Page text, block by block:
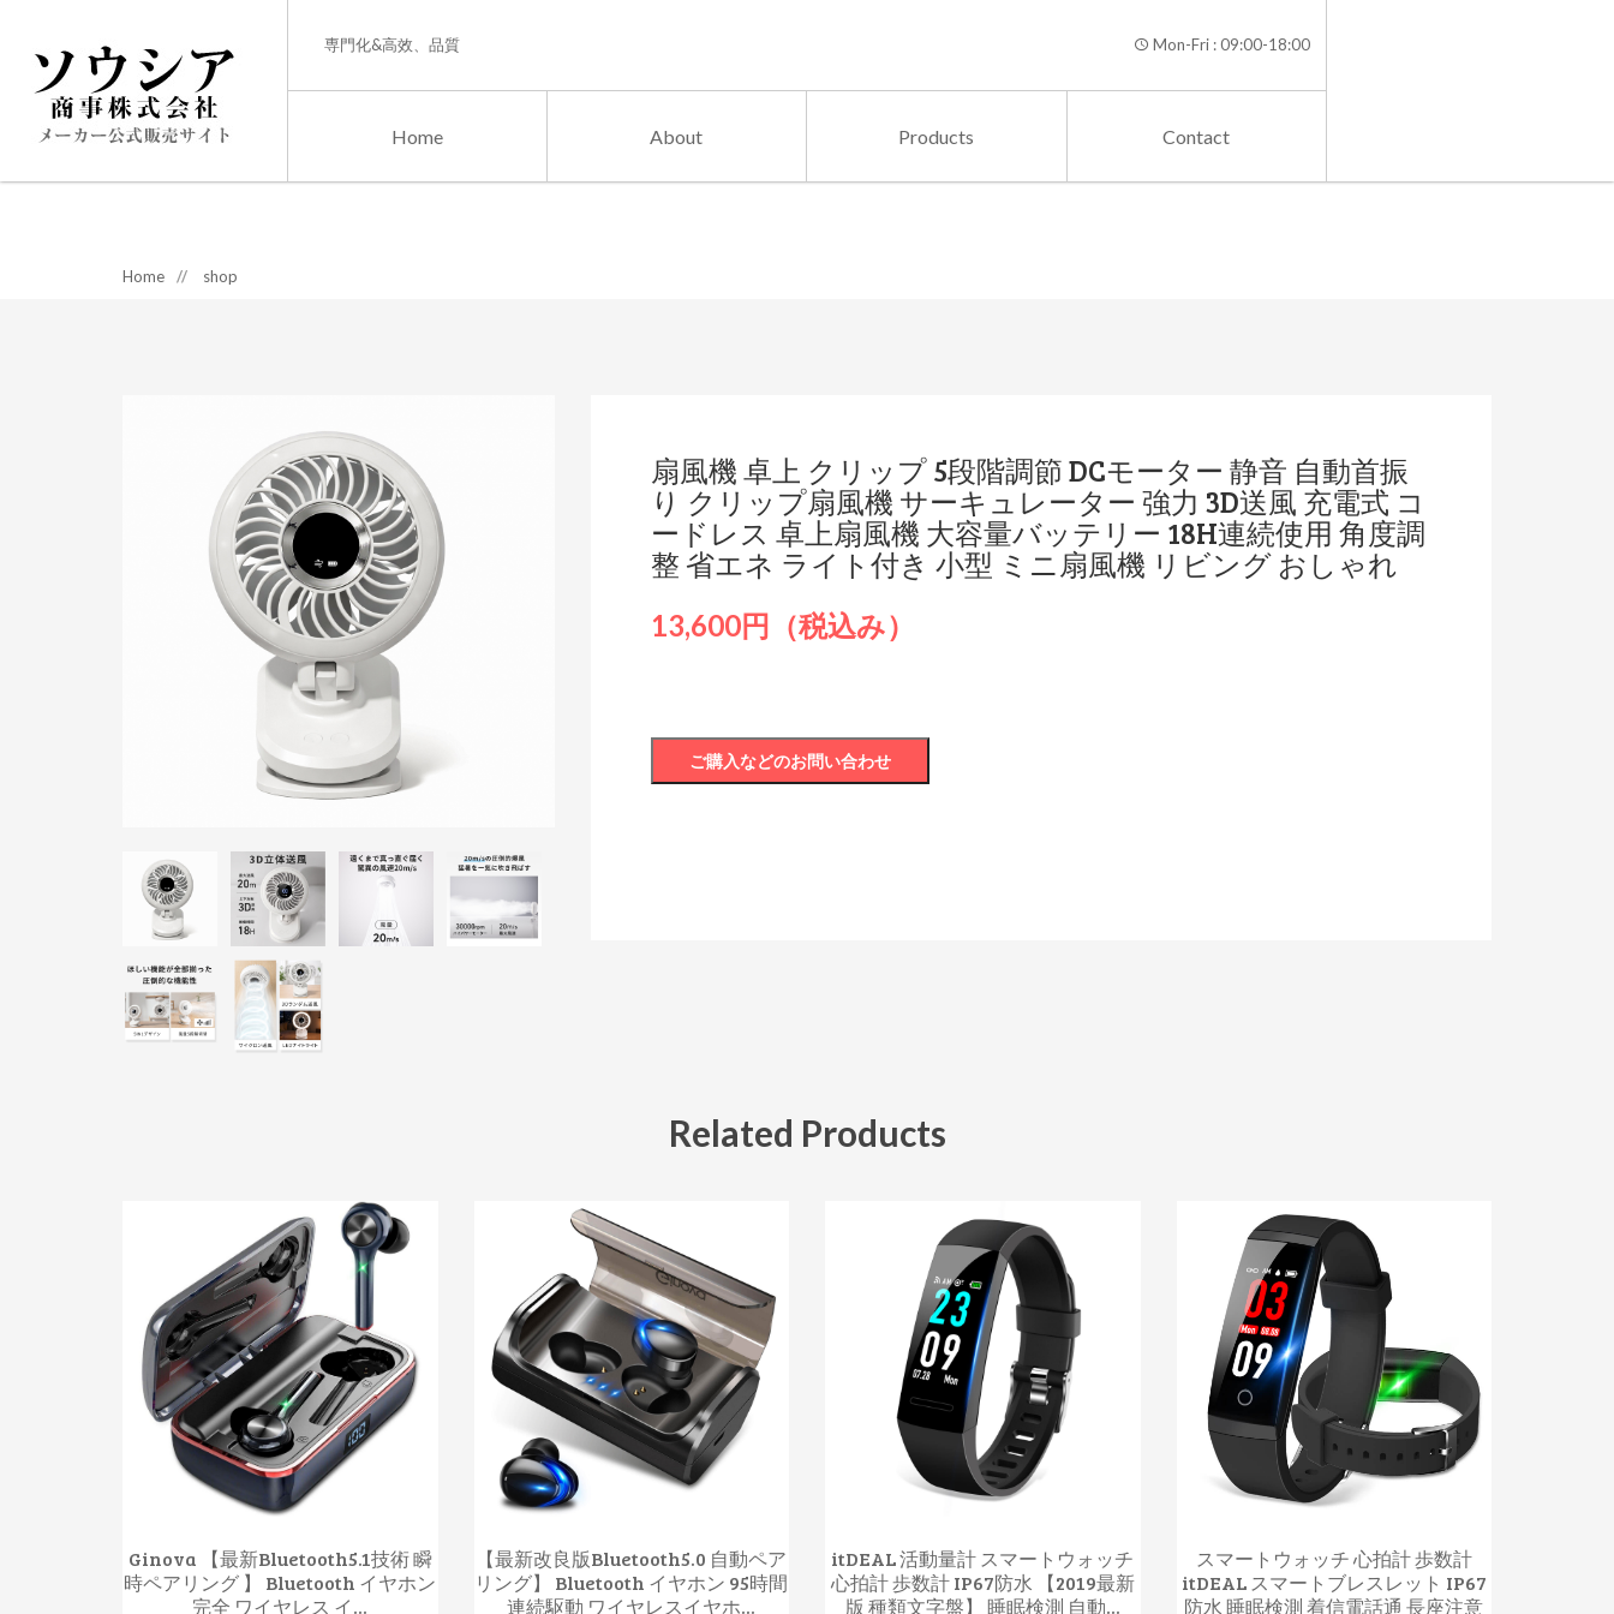
専門化&高效、品質 Mon-Fri : 09:00-18:00
Home About Products Contact
Home // shop
扇風機 卓上 クリップ 5段階調節 DCモーター 静音 自動首振
り クリップ扇風機 サーキュレーター 強力 3D送風 充電式 コ
ードレス 卓上扇風機 大容量バッテリー 18H連続使用 角度調
整 省エネ ライト付き 小型 ミニ扇風機 リビング おしゃれ
13,600円（税込み）
Related Products
Ginova 【最新Bluetooth5.1技術 瞬
時ペアリング 】 Bluetooth イヤホン
完全 ワイヤレス イ...
【最新改良版Bluetooth5.0 自動ペア
リング】 Bluetooth イヤホン 95時間
連続駆動 ワイヤレスイヤホ...
itDEAL 活動量計 スマートウォッチ
心拍計 歩数計 IP67防水 【2019最新
版 種類文字盤】 睡眠検測 自動...
スマートウォッチ 心拍計 歩数計
itDEAL スマートブレスレット IP67
防水 睡眠検測 着信電話通 長座注意